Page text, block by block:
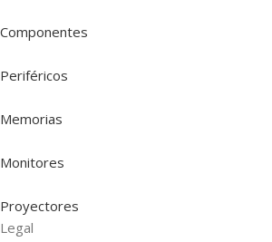
Componentes
Periféricos
Memorias
Monitores
Proyectores
Legal